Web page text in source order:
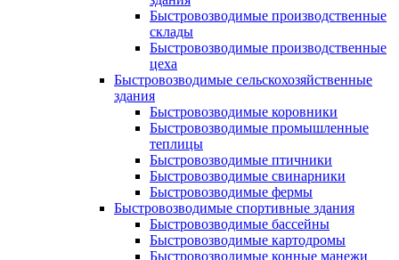
Быстровозводимые производственные
склады
Быстровозводимые производственные
цеха
Быстровозводимые сельскохозяйственные
здания
Быстровозводимые коровники
Быстровозводимые промышленные
теплицы
Быстровозводимые птичники
Быстровозводимые свинарники
Быстровозводимые фермы
Быстровозводимые спортивные здания
Быстровозводимые бассейны
Быстровозводимые картодромы
Быстровозводимые конные манежи